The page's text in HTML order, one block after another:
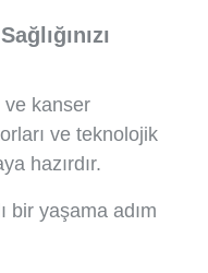
ve kanser
ve teknolojik
hazırdır.
bir yaşama adım